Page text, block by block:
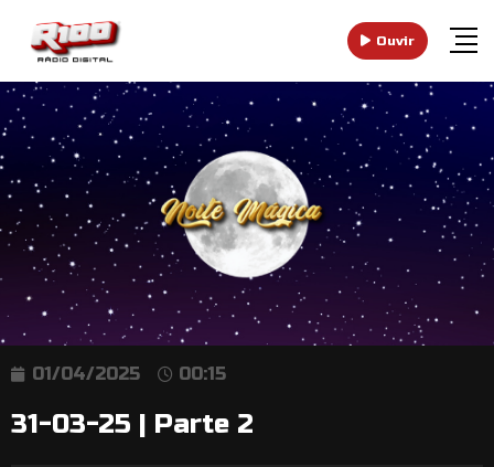
Ouvir
01/04/2025 00:15
31-03-25 | Parte 2